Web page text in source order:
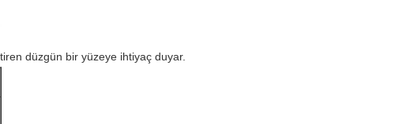
düzgün bir yüzeye ihtiyaç duyar.